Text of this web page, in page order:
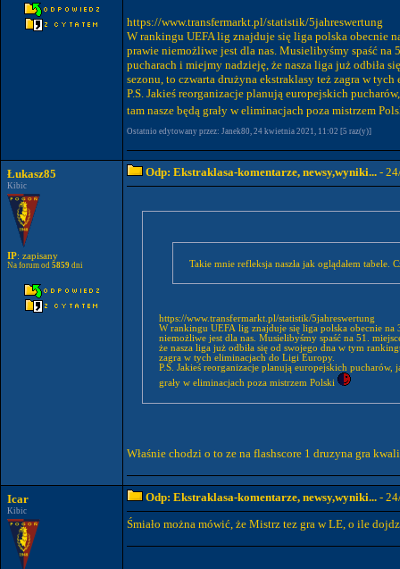
https://www.transfermarkt.pl/statistik/5jahreswertung
W rankingu UEFA lig znajduje się liga polska obecnie
prawie niemożliwe jest dla nas. Musielibyśmy spaść na
pucharach i miejmy nadzieję, że nasza liga już odbiła
sezonu, to czwarta drużyna ekstraklasy też zagra w
P.S. Jakieś reorganizacje planują europejskich
tam nasze będą grały w eliminacjach poza mistrzem
Ostatnio edytowany przez: Janek80, 24 kwietnia 2021, 11:02 [5 raz(y)]
Łukasz85
Kibic
IP: zapisany
Na forum od 5859 dni
Odp: Ekstraklasa-komentarze, newsy,wyniki... -
Takie mnie refleksja naszła jak oglądałem
https://www.transfermarkt.pl/statistik/5jahreswertung
W rankingu UEFA lig znajduje się liga polska obecnie
niemożliwe jest dla nas. Musielibyśmy spaść na 51.
że nasza liga już odbiła się od swojego dna w tym
zagra w tych eliminacjach do Ligi Europy.
P.S. Jakieś reorganizacje planują europejskich
grały w eliminacjach poza mistrzem Polski
Właśnie chodzi o to ze na flashscore 1 druzyna gra
Icar
Kibic
Odp: Ekstraklasa-komentarze, newsy,wyniki... -
Śmiało można mówić, że Mistrz tez gra w LE, o ile